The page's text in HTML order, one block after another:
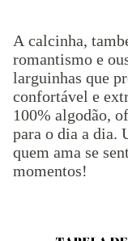
A calcinha,
romantismo e
larguinhas que
confortável e
100% algodão,
para o dia a dia.
quem ama se
momentos!